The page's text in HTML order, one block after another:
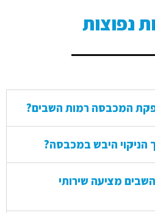
נפוצות
המכבסה רמות השבים?
היבש במכבסה?
מציעה שירותי